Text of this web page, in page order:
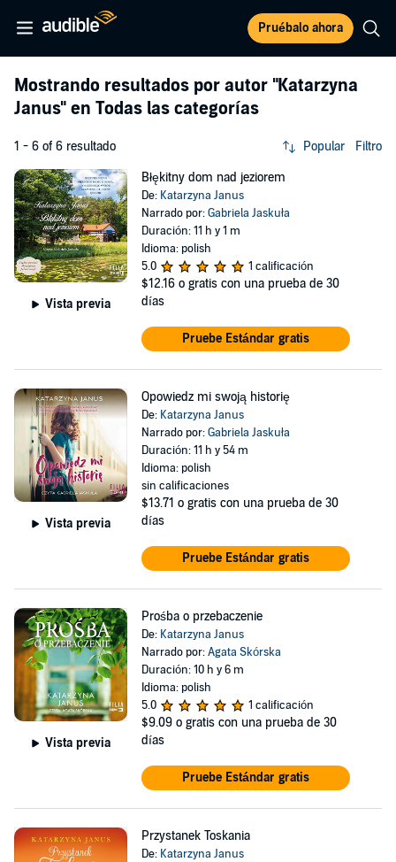
Pruébalo ahora
Mostrando resultados por autor "Katarzyna
Janus" en Todas las categorías
1 - 6 of 6 resultado Popular Filtro
Vista previa
Błękitny dom nad jeziorem
De: Katarzyna Janus
Narrado por:Gabriela Jaskuła
Duración: 11 h y 1 m
Idioma: polish
5.0
1 calificación
$12.16 o gratis con una prueba de 30
días
Pruebe Estándar gratis
Vista previa
Opowiedz mi swoją historię
De: Katarzyna Janus
Narrado por:Gabriela Jaskuła
Duración: 11 h y 54 m
Idioma: polish
sin calificaciones
$13.71 o gratis con una prueba de 30
días
Pruebe Estándar gratis
Vista previa
Prośba o przebaczenie
De: Katarzyna Janus
Narrado por:Agata Skórska
Duración: 10 h y 6 m
Idioma: polish
5.0
1 calificación
$9.09 o gratis con una prueba de 30
días
Pruebe Estándar gratis
Przystanek Toskania
De: Katarzyna Janus